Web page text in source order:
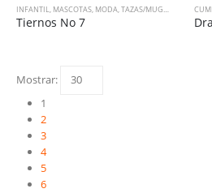
INFANTIL, MASCOTAS, MODA,TAZAS/MUGS , VARIADO
Tiernos No 7
Mostrar:
1
2
3
4
5
6